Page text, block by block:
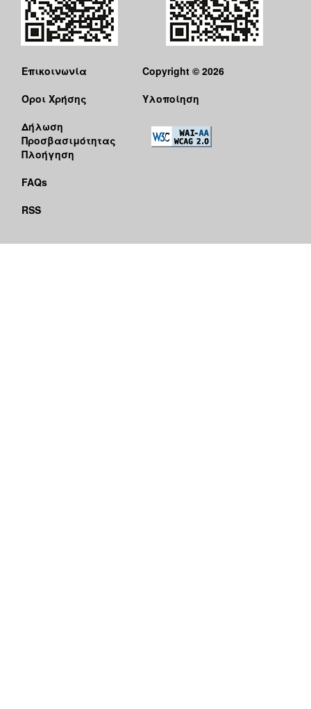
Επικοινωνία
Όροι Χρήσης
Δήλωση
Προσβασιμότητας
Πλοήγηση
FAQs
RSS
Copyright © 2026
Υλοποίηση